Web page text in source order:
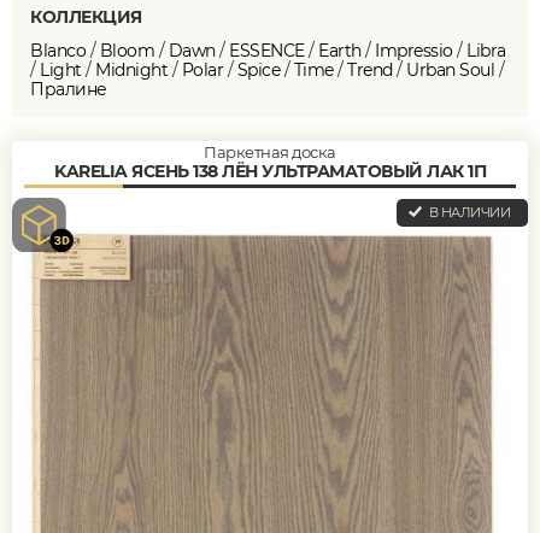
КОЛЛЕКЦИЯ
Blanco / Bloom / Dawn/ ESSENCE/ Earth/ Impressio / Libra
/ Light / Midnight / Polar /Spice/Time/Trend/ Urban Soul /
Пралине
Паркетная доска
KARELIA ЯСЕНЬ 138 ЛЁН УЛЬТРАМАТОВЫЙ ЛАК 1П
В НАЛИЧИИ